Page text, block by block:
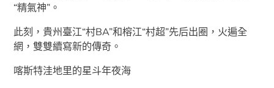
“精氣神”。
此刻，貴州臺江“村BA”和榕江“村超”先后出圈，火遍全
網，雙雙續寫新的傳奇。
喀斯特洼地里的星斗年夜海